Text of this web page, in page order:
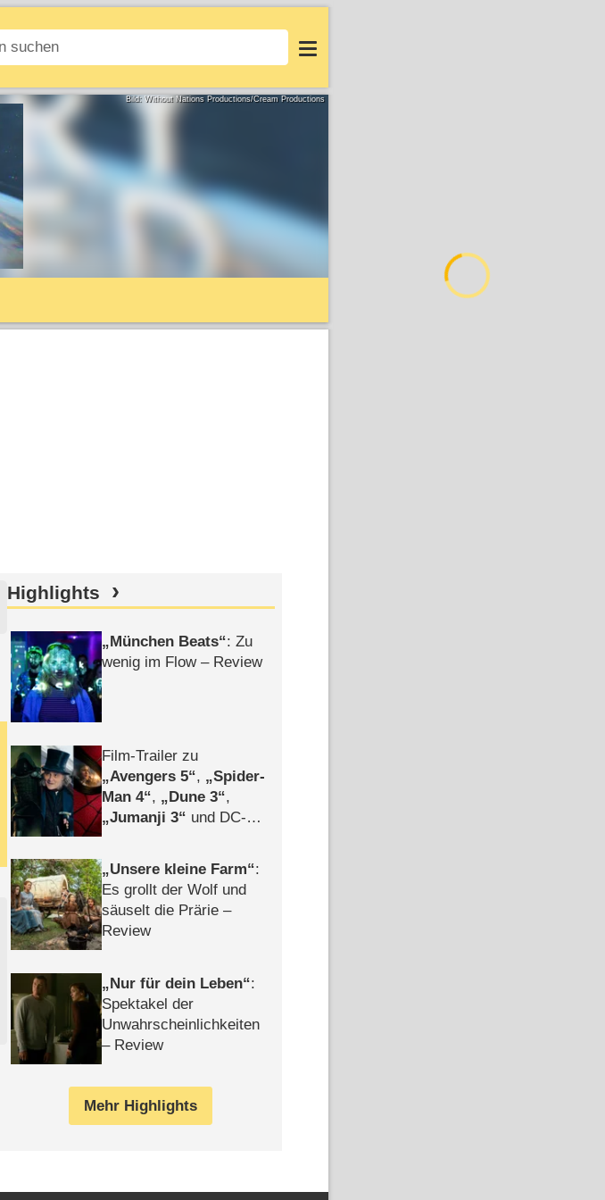
Login
Bild: Without Nations Productions/Cream Productions
Highlights
München Beats : Zu
wenig im Flow – Review
Film-Trailer zu
Avengers 5 ,
Spider-
Man 4 , Dune 3 ,
Jumanji 3
und DC-
Unsere kleine Farm :
Es grollt der Wolf und
säuselt die Prärie –
Review
Nur für dein Leben :
Spektakel der
Unwahrscheinlichkeiten
– Review
Mehr Highlights